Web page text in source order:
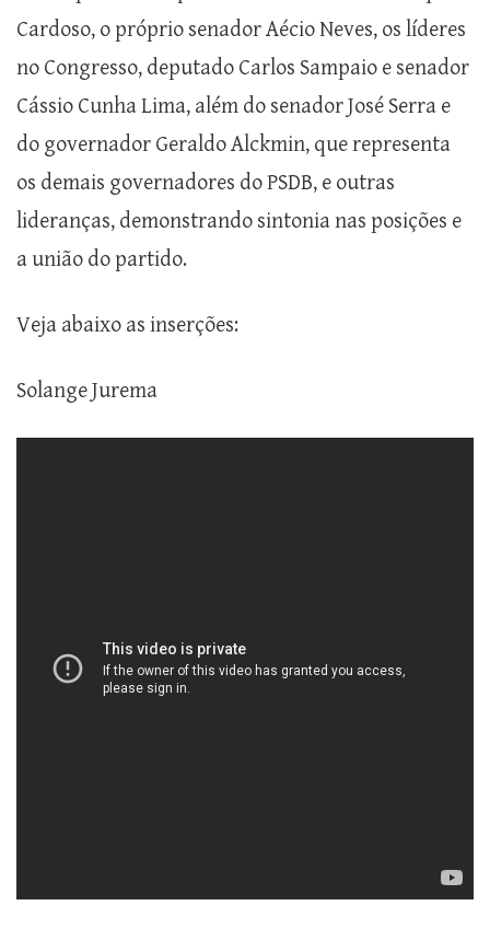
Cardoso, o próprio senador Aécio Neves, os líderes
no Congresso, deputado Carlos Sampaio e senador
Cássio Cunha Lima, além do senador José Serra e
do governador Geraldo Alckmin, que representa
os demais governadores do PSDB, e outras
lideranças, demonstrando sintonia nas posições e
a união do partido.
Veja abaixo as inserções:
Solange Jurema